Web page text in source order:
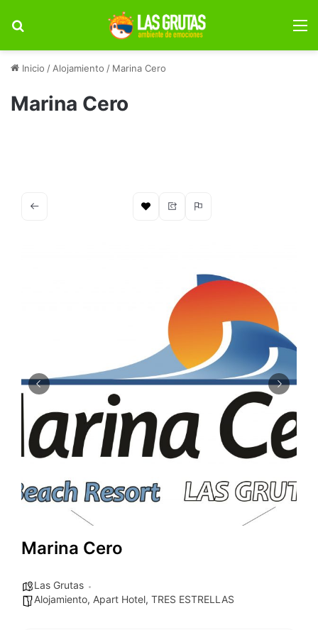
Inicio / Alojamiento / Marina Cero
Marina Cero
Marina Cero
Las Grutas
Alojamiento, Apart Hotel, TRES ESTRELLAS